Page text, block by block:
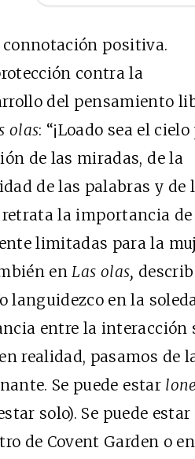
positiva.
contra la
del pensamiento
olas: “¡Loado sea el
de las miradas, de la
de las palabras y de
retrata la importancia
limitadas para la
en Las olas,
languidezco en la
entre la interacción
realidad, pasamos de
Se puede estar
solo). Se puede estar
de Covent Garden o
Cine desde los
EDICIÓN MÉXICO
SUSCRÍBETE